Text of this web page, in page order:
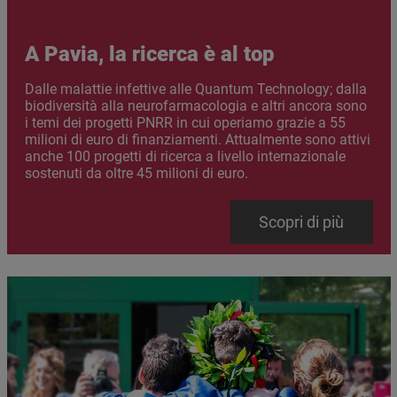
A Pavia, la ricerca è al top
Abstract
Dalle malattie infettive alle Quantum Technology; dalla
biodiversità alla neurofarmacologia e altri ancora sono
i temi dei progetti PNRR in cui operiamo grazie a 55
milioni di euro di finanziamenti. Attualmente sono attivi
anche 100 progetti di ricerca a livello internazionale
sostenuti da oltre 45 milioni di euro.
Scopri di più